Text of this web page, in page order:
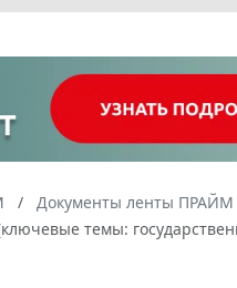
Документы ленты ПРАЙМ
темы: